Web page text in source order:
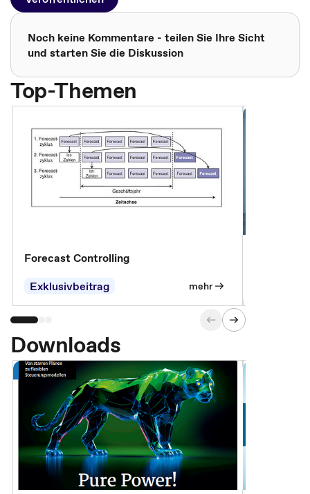
Noch keine Kommentare - teilen Sie Ihre Sicht
und starten Sie die Diskussion
Top-Themen
Forecast Controlling
Exklusivbeitrag
mehr
Downloads